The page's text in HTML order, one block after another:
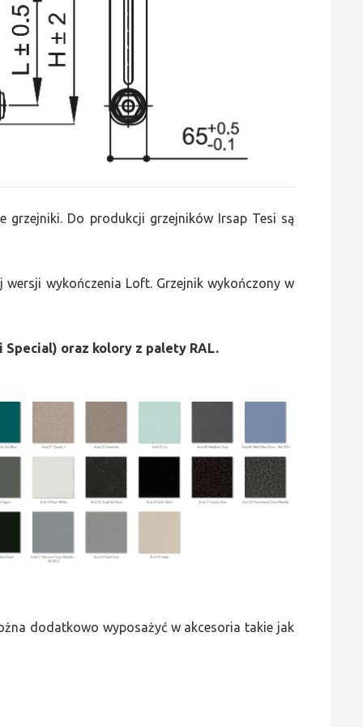
grzejniki. Do produkcji grzejników Irsap Tesi są
wykończenia Loft. Grzejnik wykończony w
oraz kolory z palety RAL.
dodatkowo wyposażyć w akcesoria takie jak